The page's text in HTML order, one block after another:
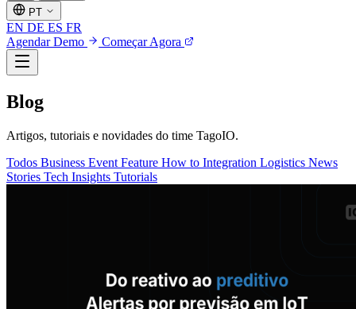
PT
EN DE ES FR
Agendar Demo
Começar Agora
Blog
Artigos, tutoriais e novidades do time TagoIO.
Todos Business Event Feature How to Integration Logistics News
Stories Tech Insights Tutorials